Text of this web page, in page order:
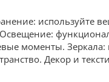
используйте
моменты. Зеркала:
Декор и